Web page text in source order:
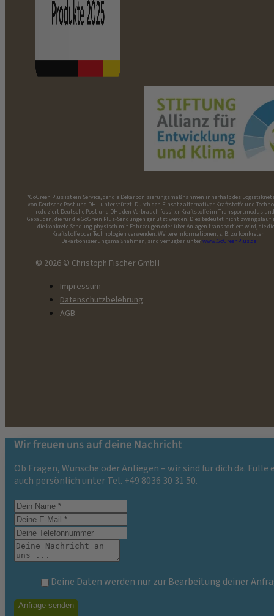
*GoGreen Plus ist ein Service, der die Dekarbonisierungsmaßnahmen innerhalb des
von Deutsche Post und DHL unterstützt. Durch den Einsatz alternativer Kraftstoffe und
reduziert Deutsche Post und DHL den Verbrauch fossiler Kraftstoffe im Transportmodus
Gebäuden, die für die GoGreen Plus-Sendungen genutzt werden. Dies bedeutet nicht
die konkrete Sendung physisch mit Fahrzeugen oder über Anlagen transportiert wird, die
Kraftstoffe oder Technologien verwenden. Weitere Informationen, z. B. zu konkreten
Dekarbonisierungsmaßnahmen, sind verfügbar unterwww.GoGreenPlus.de
© 2026 © Christoph Fischer GmbH
Impressum
Datenschutzbelehrung
AGB
Wir freuen uns auf deine Nachricht
Ob Fragen, Wünsche oder Anliegen – wir sind für dich da.
auch persönlich unter Tel. +49 8036 30 31 50.
Deine Daten werden nur zur Bearbeitung deiner
Anfrage senden